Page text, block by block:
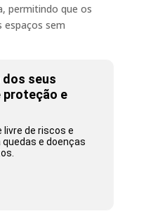
permitindo que os
espaços sem
dos seus
proteção e
livre de riscos e
e doenças